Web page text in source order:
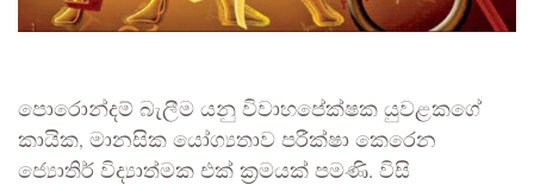
පොරොන්දම් බැලීම යනු විවාහපේක්ෂක යුවළකගේ
කායික, මානසික යෝග්‍යතාව පරීක්ෂා කෙරෙන
ජ්‍යොතිර් විද්‍යාත්මක එක් ක්‍රමයක් පමණි. විසි